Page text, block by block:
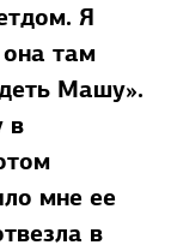
Я
там
Машу».
в
мне ее
в